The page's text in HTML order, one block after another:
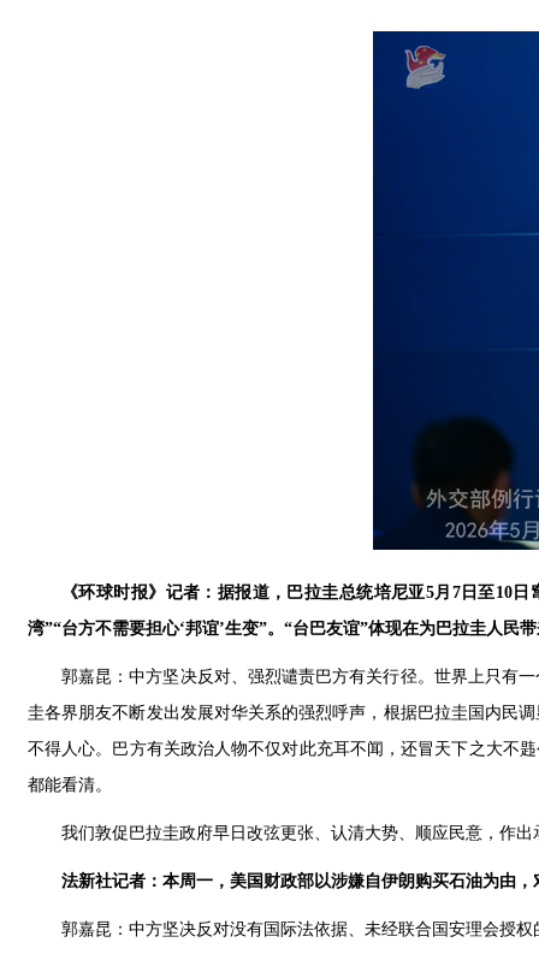
《环球时报》记者：据报道，巴拉圭总统培尼亚5月7日至10
湾”“台方不需要担心‘邦谊’生变”。“台巴友谊”体现在为巴拉圭人民
郭嘉昆：中方坚决反对、强烈谴责巴方有关行径。世界上只有
圭各界朋友不断发出发展对华关系的强烈呼声，根据巴拉圭国内民
不得人心。巴方有关政治人物不仅对此充耳不闻，还冒天下之大不
都能看清。
我们敦促巴拉圭政府早日改弦更张、认清大势、顺应民意，作
法新社记者：本周一，美国财政部以涉嫌自伊朗购买石油为由
郭嘉昆：中方坚决反对没有国际法依据、未经联合国安理会授